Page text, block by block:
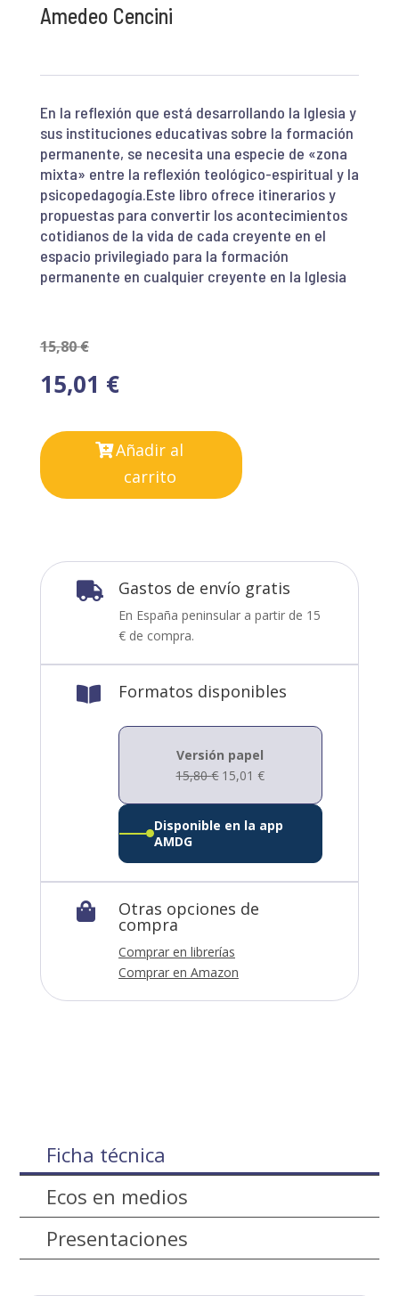
Amedeo Cencini
En la reflexión que está desarrollando la Iglesia y
sus instituciones educativas sobre la formación
permanente, se necesita una especie de «zona
mixta» entre la reflexión teológico-espiritual y la
psicopedagogía.Este libro ofrece itinerarios y
propuestas para convertir los acontecimientos
cotidianos de la vida de cada creyente en el
espacio privilegiado para la formación
permanente en cualquier creyente en la Iglesia
15,80€
15,01 €
Añadir al
carrito
 Gastos de envío gratis
En España peninsular a partir de 15
€ de compra.
 Formatos disponibles
Versión papel
15,80€ 15,01€
Disponible en la app
AMDG
 Otras opciones de
compra
Comprar en librerías
Comprar en Amazon
Ficha técnica
Ecos en medios
Presentaciones